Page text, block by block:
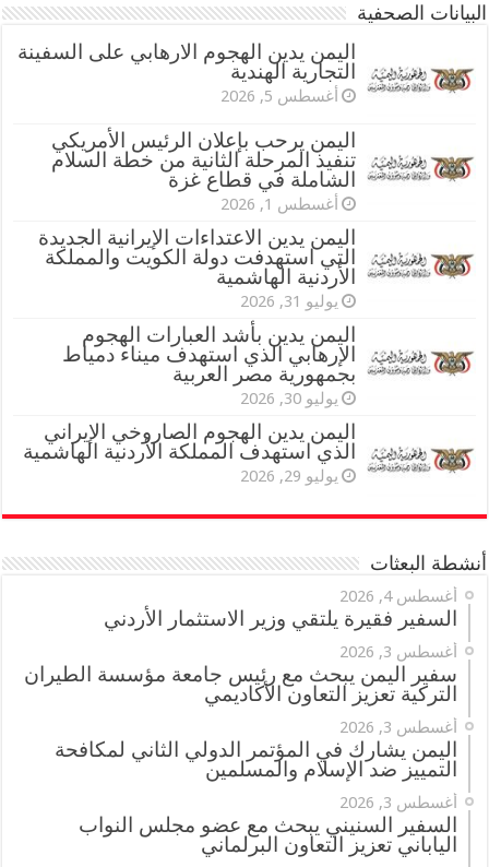
البيانات الصحفية
اليمن يدين الهجوم الارهابي على السفينة
التجارية الهندية
أغسطس 5, 2026
اليمن يرحب بإعلان الرئيس الأمريكي
تنفيذ المرحلة الثانية من خطة السلام
الشاملة في قطاع غزة
أغسطس 1, 2026
اليمن يدين الاعتداءات الإيرانية الجديدة
التي استهدفت دولة الكويت والمملكة
الأردنية الهاشمية
يوليو 31, 2026
اليمن يدين بأشد العبارات الهجوم
الإرهابي الذي استهدف ميناء دمياط
بجمهورية مصر العربية
يوليو 30, 2026
اليمن يدين الهجوم الصاروخي الإيراني
الذي استهدف المملكة الأردنية الهاشمية
يوليو 29, 2026
أنشطة البعثات
أغسطس 4, 2026
السفير فقيرة يلتقي وزير الاستثمار الأردني
أغسطس 3, 2026
سفير اليمن يبحث مع رئيس جامعة مؤسسة الطيران
التركية تعزيز التعاون الأكاديمي
أغسطس 3, 2026
اليمن يشارك في المؤتمر الدولي الثاني لمكافحة
التمييز ضد الإسلام والمسلمين
أغسطس 3, 2026
السفير السنيني يبحث مع عضو مجلس النواب
الياباني تعزيز التعاون البرلماني